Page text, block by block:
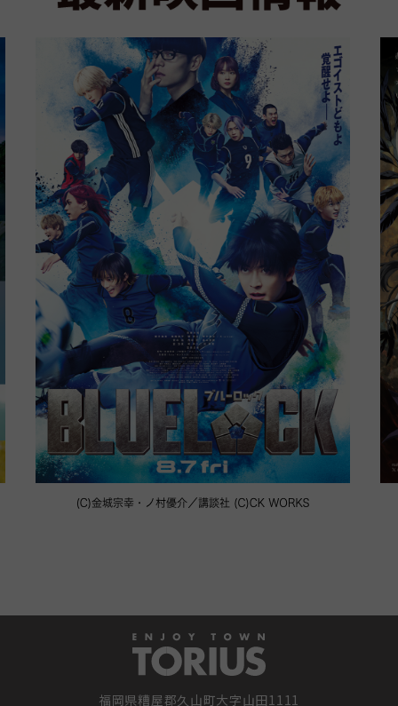
福岡県糟屋郡久山町大字山田1111